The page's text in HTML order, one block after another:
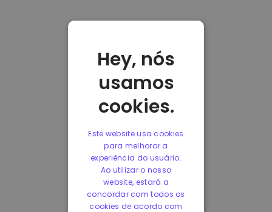
Hey, nós
usamos
cookies.
Este website usa cookies
para melhorar a
experiência do usuário.
Ao utilizar o nosso
website, estará a
concordar com todos os
cookies de acordo com